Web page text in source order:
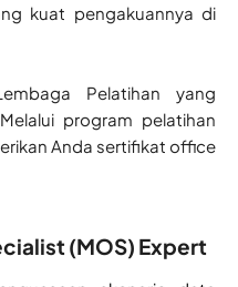
kuat pengakuannya di
Pelatihan yang
Melalui program pelatihan
Anda sertifikat office
(MOS) Expert